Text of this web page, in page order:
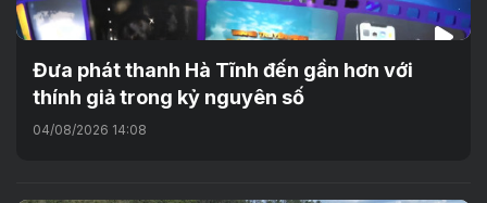
Đưa phát thanh Hà Tĩnh đến gần hơn với
thính giả trong kỷ nguyên số
04/08/2026 14:08